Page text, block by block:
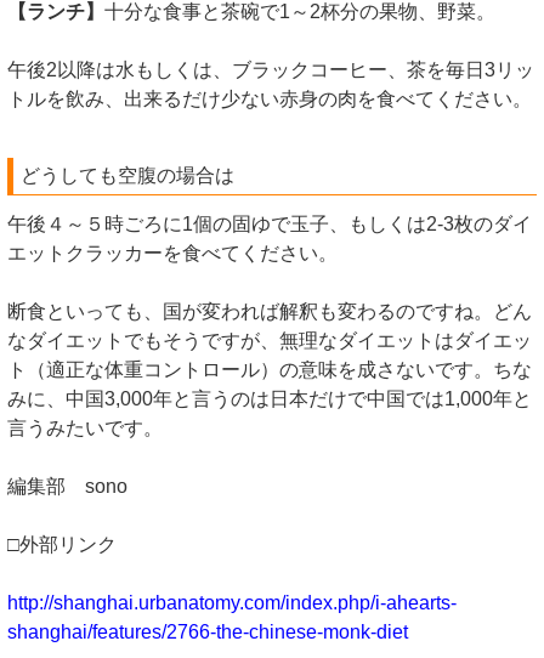
【ランチ】 十分な食事と茶碗で1～2杯分の果物、野菜。
午後2以降は水もしくは、ブラックコーヒー、茶を毎日3リッ
トルを飲み、出来るだけ少ない赤身の肉を食べてください。
どうしても空腹の場合は
午後４～５時ごろに1個の固ゆで玉子、もしくは2-3枚のダイ
エットクラッカーを食べてください。
断食といっても、国が変われば解釈も変わるのですね。どん
なダイエットでもそうですが、無理なダイエットはダイエッ
ト（適正な体重コントロール）の意味を成さないです。ちな
みに、中国3,000年と言うのは日本だけで中国では1,000年と
言うみたいです。
編集部 sono
□外部リンク
http://shanghai.urbanatomy.com/index.php/i-ahearts-
shanghai/features/2766-the-chinese-monk-diet